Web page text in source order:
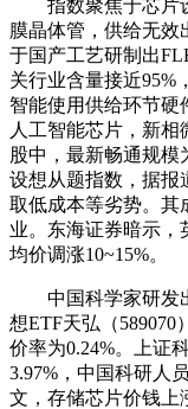
指数聚焦于芯片设
膜晶体管，供给无效
于国产工艺研制出
关行业含量接近95%
智能使用供给环节硬
人工智能芯片，新相
股中，最新畅通规模
设想从题指数，据报
取低成本等劣势。其
业。东海证券暗示，
均价调涨10~15%。
中国科学家研发出
想ETF天弘（589070
价率为0.24%。上证
3.97%，中国科研人
文，存储芯片价钱上